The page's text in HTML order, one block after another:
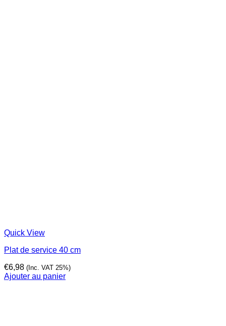
Quick View
Plat de service 40 cm
€6,98 (Inc. VAT 25%)
Ajouter au panier